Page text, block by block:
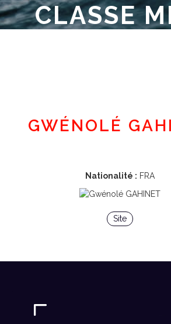
CLASSE
GWÉNOLÉ
Nationalité : FRA
Site